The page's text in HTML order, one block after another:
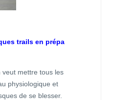
trails en prépa
mettre tous les
physiologique et
de se blesser.